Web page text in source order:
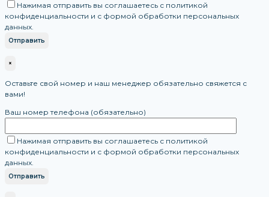
Нажимая отправить вы соглашаетесь с политикой
конфиденциальности и с формой обработки персональных
данных.
×
Оставьте свой номер и наш менеджер обязательно свяжется с
вами!
Ваш номер телефона (обязательно)
Нажимая отправить вы соглашаетесь с политикой
конфиденциальности и с формой обработки персональных
данных.